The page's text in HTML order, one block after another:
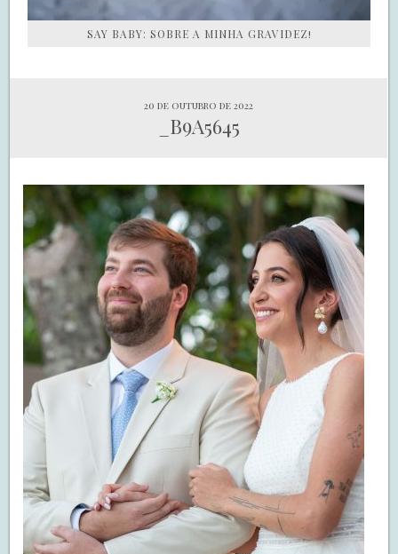
SAY BABY: SOBRE A MINHA GRAVIDEZ!
20 de outubro de 2022
_B9A5645